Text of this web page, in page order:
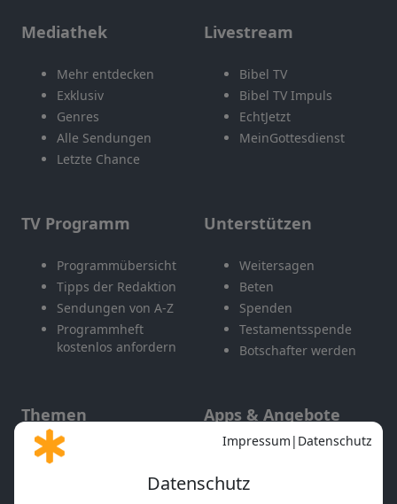
Mediathek
Mehr entdecken
Exklusiv
Genres
Alle Sendungen
Letzte Chance
Livestream
Bibel TV
Bibel TV Impuls
EchtJetzt
MeinGottesdienst
TV Programm
Programmübersicht
Tipps der Redaktion
Sendungen von A-Z
Programmheft
kostenlos anfordern
Unterstützen
Weitersagen
Beten
Spenden
Testamentsspende
Botschafter werden
Themen
Gott und Bibel erklärt
Apps & Angebote
Mobile App